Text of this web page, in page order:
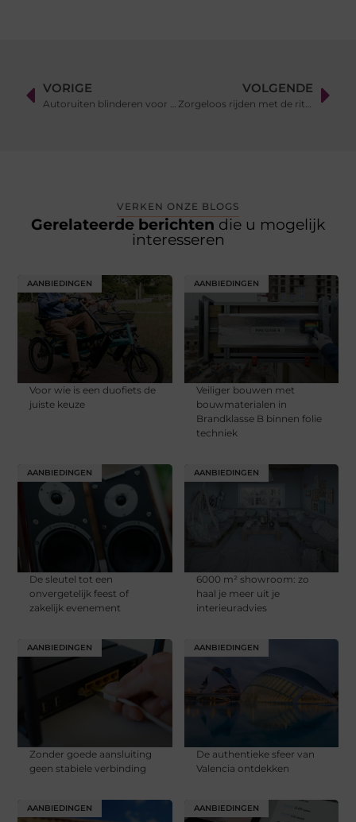
VORIGE
Autoruiten blinderen voor veel veiligheid
VOLGENDE
Zorgeloos rijden met de rittenregistratie
VERKEN ONZE BLOGS
Gerelateerde berichten die u mogelijk
interesseren
AANBIEDINGEN
Voor wie is een duofiets de
juiste keuze
AANBIEDINGEN
Veiliger bouwen met
bouwmaterialen in
Brandklasse B binnen folie
techniek
AANBIEDINGEN
De sleutel tot een
onvergetelijk feest of
zakelijk evenement
AANBIEDINGEN
6000 m² showroom: zo
haal je meer uit je
interieuradvies
AANBIEDINGEN
Zonder goede aansluiting
geen stabiele verbinding
AANBIEDINGEN
De authentieke sfeer van
Valencia ontdekken
AANBIEDINGEN AANBIEDINGEN